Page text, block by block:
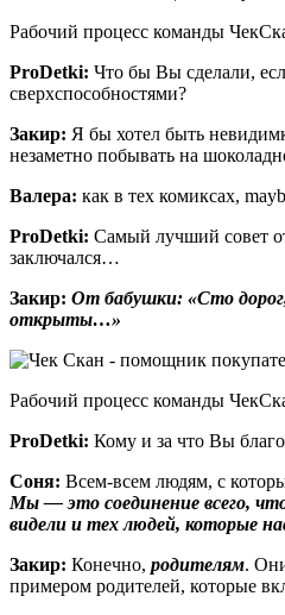
Рабочий процесс команды
ProDetki: Что бы Вы сделали,
сверхспособностями?
Закир: Я бы хотел быть
незаметно побывать на
Валера: как в тех комиксах,
ProDetki: Самый лучший совет
заключался…
Закир: От бабушки: «Сто
открыты…»
Рабочий процесс команды
ProDetki: Кому и за что Вы
Соня: Всем-всем людям, с
Мы — это соединение всего,
видели и тех людей, которые
Закир: Конечно, родителям.
примером родителей, которые